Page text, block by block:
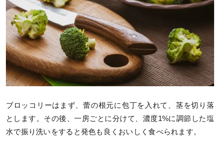
ブロッコリーはまず、蕾の根元に包丁を入れて、茎を切り落
とします。その後、一房ごとに分けて、濃度1%に調節した塩
水で振り洗いをすると発色も良くおいしく食べられます。